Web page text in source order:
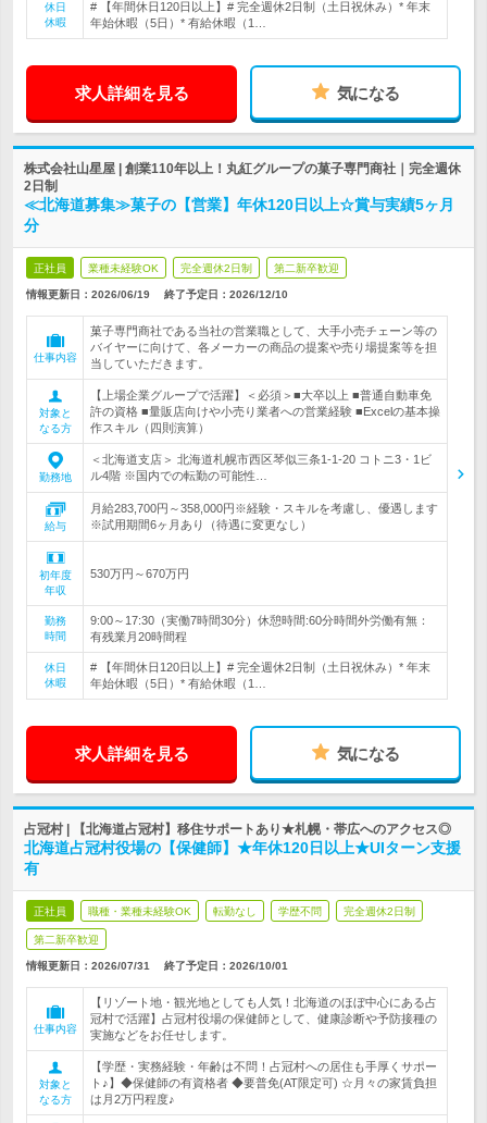
休日
休暇
# 【年間休日120日以上】# 完全週休2日制（土日祝休み）* 年末
年始休暇（5日）* 有給休暇（1…
求人詳細を見る 気になる
株式会社山星屋 | 創業110年以上！丸紅グループの菓子専門商社｜完全週休
2日制
≪北海道募集≫菓子の【営業】年休120日以上☆賞与実績5ヶ月
分
正社員 業種未経験OK 完全週休2日制 第二新卒歓迎
情報更新日：2026/06/19 終了予定日： 2026/12/10
仕事内容
菓子専門商社である当社の営業職として、大手小売チェーン等の
バイヤーに向けて、各メーカーの商品の提案や売り場提案等を担
当していただきます。
対象と
なる方
【上場企業グループで活躍】＜必須＞■大卒以上 ■普通自動車免
許の資格 ■量販店向けや小売り業者への営業経験 ■Excelの基本操
作スキル（四則演算）
勤務地
＜北海道支店＞ 北海道札幌市西区琴似三条1-1-20 コトニ3・1ビ
ル4階 ※国内での転勤の可能性…
給与
月給283,700円～358,000円※経験・スキルを考慮し、優遇します
※試用期間6ヶ月あり（待遇に変更なし）
初年度
年収
530万円～670万円
勤務
時間
9:00～17:30（実働7時間30分）休憩時間:60分時間外労働有無：
有残業月20時間程
休日
休暇
# 【年間休日120日以上】# 完全週休2日制（土日祝休み）* 年末
年始休暇（5日）* 有給休暇（1…
求人詳細を見る 気になる
占冠村 | 【北海道占冠村】移住サポートあり★札幌・帯広へのアクセス◎
北海道占冠村役場の【保健師】★年休120日以上★UIターン支援
有
正社員 職種・業種未経験OK 転勤なし 学歴不問 完全週休2日制
第二新卒歓迎
情報更新日：2026/07/31 終了予定日： 2026/10/01
仕事内容
【リゾート地・観光地としても人気！北海道のほぼ中心にある占
冠村で活躍】占冠村役場の保健師として、健康診断や予防接種の
実施などをお任せします。
対象と
なる方
【学歴・実務経験・年齢は不問！占冠村への居住も手厚くサポー
ト♪】◆保健師の有資格者 ◆要普免(AT限定可) ☆月々の家賃負担
は月2万円程度♪